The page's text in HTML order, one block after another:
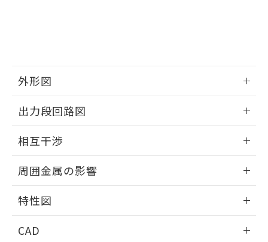
外形図
外形図
出力段回路図
出力段回路図
相互干渉
相互干渉
周囲金属の影響
周囲金属の影響
特性図
CAD
をご了承ください。
の共同利用に関して"
の「1.共同利
用者の範囲」に記載されている法人を
指します。
EU RoHS指令（10物質）の非含有証明書
51物質の非含有証明書（当社基準）
るもので、過去に遡って非含有を証明する
ものではありません。
また、RoHS指令のフタル酸エステル類４
荷製品に未対応品が混在することから備考
欄に対応日を記載しておりました。
既に当社にて対応品への在庫切替を完了
していることから、特段のことがない限
り、2022年1月12日より割愛しておりま